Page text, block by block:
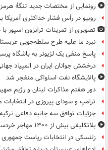
رونمایی از مختصات جدید تنگۀ هرمز
روبیو در رأس فشار حداکثری آمریکا
تصویری از تمرینات ترابزون اسپور
نبرد ما علیه طرح سلطه‌جویی
پاسخ منفی یک لژیونر به باشگاه
درخشش جوانان ایران در المپیاد
پالایشگاه نفت اسلواکی منفجر شد
دور هفتم مذاکرات لبنان و رژیم
ترامپ و سودای پیروزی در انتخابات
جزئیات توافق سه جانبه دفاعی
بلاتکلیفی بیش از ۱۳۰۰ مهاجر خردسال در سئوتای اسپانیا
زلنسکی در انتخابات ریاست